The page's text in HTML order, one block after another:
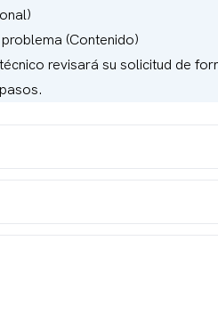
(Contenido)
revisará su solicitud de